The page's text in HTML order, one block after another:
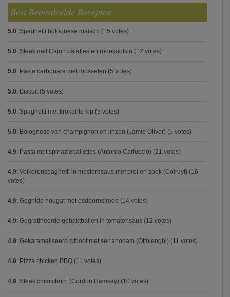
Best Beoordeelde Recepten
5.0: Spaghetti bolognese maison (15 votes)
5.0: Steak met Cajun patatjes en rodekoolsla (12 votes)
5.0: Pasta carbonara met mosselen (5 votes)
5.0: Biscuit (5 votes)
5.0: Spaghetti met krokante kip (5 votes)
5.0: Bolognese van champignon en linzen (Jamie Oliver) (5 votes)
4.9: Pasta met spinazieballetjes (Antonio Carluccio) (21 votes)
4.9: Volkorenspaghetti in mosterdsaus met prei en spek (Colruyt) (16
votes)
4.9: Gegrilde nougat met esdoornsiroop (14 votes)
4.9: Gegratineerde gehaktballen in tomatensaus (12 votes)
4.9: Gekarameliseerd witloof met serranoham (Ottolenghi) (11 votes)
4.9: Pizza chicken BBQ (11 votes)
4.9: Steak chimichurri (Gordon Ramsay) (10 votes)